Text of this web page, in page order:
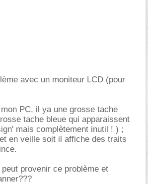
avec un moniteur LCD (pour
PC, il ya une grosse tache
tache bleue qui apparaissent
mais complètement inutil ! ) ;
en veille soit il affiche des traits
provenir ce problème et